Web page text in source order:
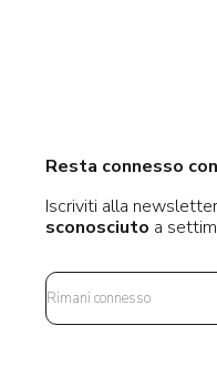
Resta connesso
Iscriviti alla
sconosciuto a